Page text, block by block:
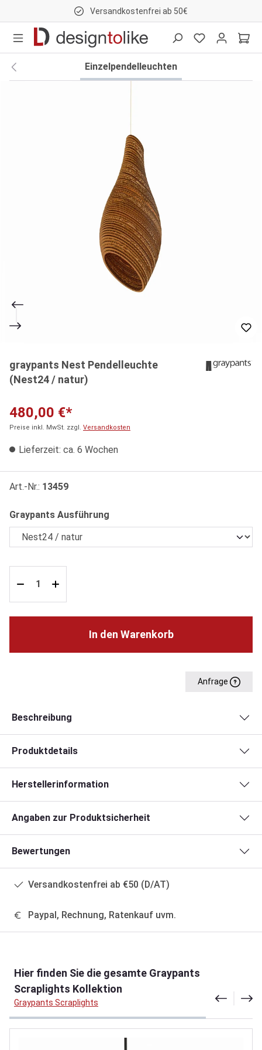
Versandkostenfrei ab 50€
Einzelpendelleuchten
graypants Nest Pendelleuchte
(Nest24 / natur)
480,00 €*
Preise inkl. MwSt. zzgl. Versandkosten
Lieferzeit: ca. 6 Wochen
Art.-Nr.: 13459
Graypants Ausführung
In den Warenkorb
Anfrage
Beschreibung
Produktdetails
Herstellerinformation
Angaben zur Produktsicherheit
Bewertungen
Versandkostenfrei ab €50 (D/AT)
Paypal, Rechnung, Ratenkauf uvm.
Hier finden Sie die gesamte Graypants
Scraplights Kollektion
Graypants Scraplights